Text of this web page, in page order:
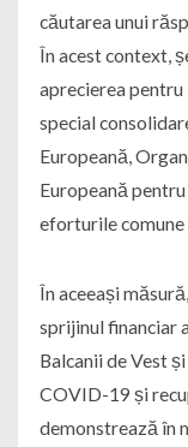
căutarea unui
În acest context,
aprecierea pentru
special
Europeană,
Europeană
eforturile comune
În aceeași
sprijinul financiar
Balcanii de Vest
COVID-19 și
demonstrează în